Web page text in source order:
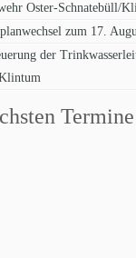
Oster-Schnatebüll/
zum 17.
der
Termine